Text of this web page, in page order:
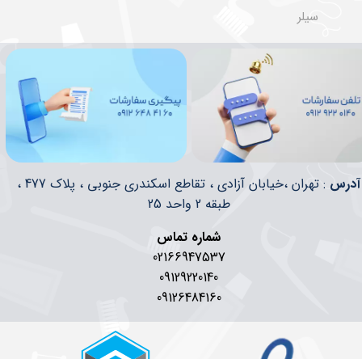
سیلر
​​آدرس
: تهران ،خیابان آزادی ، تقاطع اسکندری جنوبی ، پلاک 477 ،
طبقه 2 واحد 25
شماره تماس
02166947537
09129220140
09126484160